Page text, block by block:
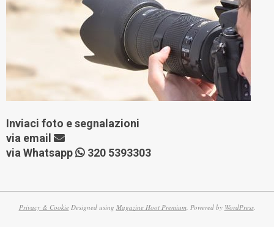
Inviaci foto e segnalazioni
via email
via Whatsapp
320 5393303
Privacy & CookieDesigned using Magazine Hoot Premium. Powered by WordPress.